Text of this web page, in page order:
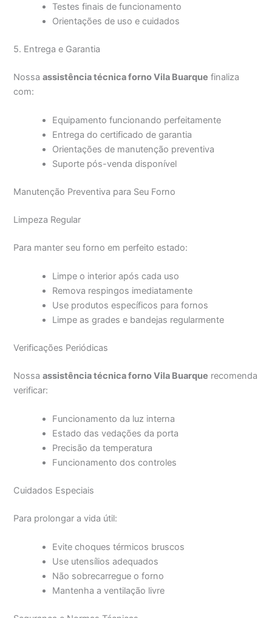
Testes finais de funcionamento
Orientações de uso e cuidados
5. Entrega e Garantia
Nossaassistência técnica forno Vila Buarque finaliza
com:
Equipamento funcionando perfeitamente
Entrega do certificado de garantia
Orientações de manutenção preventiva
Suporte pós-venda disponível
Manutenção Preventiva para Seu Forno
Limpeza Regular
Para manter seu forno em perfeito estado:
Limpe o interior após cada uso
Remova respingos imediatamente
Use produtos específicos para fornos
Limpe as grades e bandejas regularmente
Verificações Periódicas
Nossaassistência técnica forno Vila Buarque recomenda
verificar:
Funcionamento da luz interna
Estado das vedações da porta
Precisão da temperatura
Funcionamento dos controles
Cuidados Especiais
Para prolongar a vida útil:
Evite choques térmicos bruscos
Use utensílios adequados
Não sobrecarregue o forno
Mantenha a ventilação livre